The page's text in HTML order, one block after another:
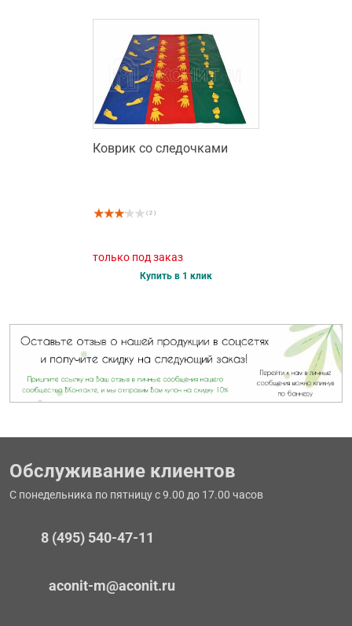
Коврик со следочками
( 2 )
только под заказ
Купить в 1 клик
Обслуживание клиентов
С понедельника по пятницу с 9.00 до 17.00 часов
8 (495) 540-47-11
aconit-m@aconit.ru